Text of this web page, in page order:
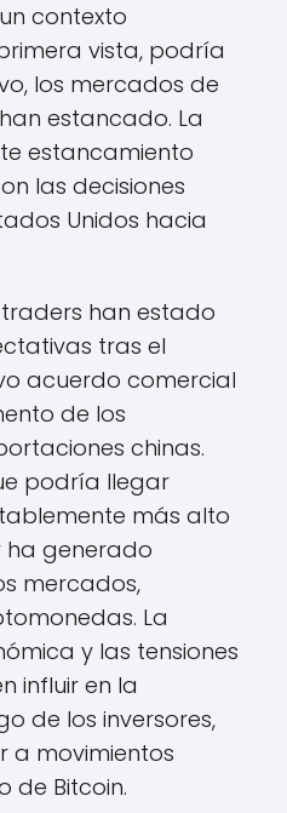
contexto
vista, podría
los mercados de
estancado. La
estancamiento
las decisiones
Unidos hacia
traders han estado
tras el
acuerdo comercial
de los
chinas.
podría llegar
más alto
ha generado
mercados,
La
y las tensiones
influir en la
de los inversores,
a movimientos
de Bitcoin.